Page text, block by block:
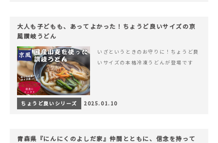
大人も子どもも、あってよかった！ちょうど良いサイズの京
風讃岐うどん
いざというときのお守りに！ちょうど良
いサイズの本格冷凍うどんが登場です
ちょうど良いシリーズ 2025.01.10
青森県『にんにくのよしだ家』仲間とともに、信念を持って